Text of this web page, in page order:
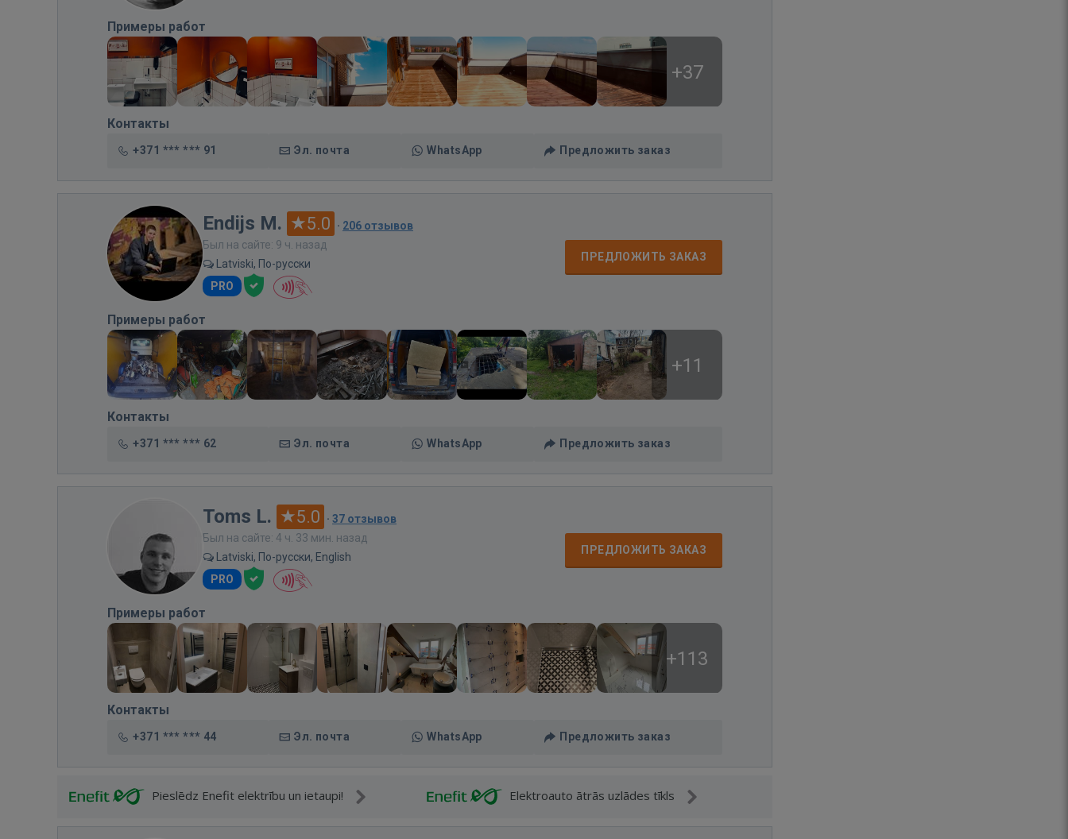
Примеры работ
+37
Контакты
+371 *** *** 91 Эл. почта WhatsApp Предложить заказ
Endijs M. 5.0 · 206 отзывов
Был на сайте: 9 ч. назад
Latviski, По-русски
PRO
ПРЕДЛОЖИТЬ ЗАКАЗ
Примеры работ
+11
Контакты
+371 *** *** 62 Эл. почта WhatsApp Предложить заказ
Toms L. 5.0 · 37 отзывов
Был на сайте: 4 ч. 33 мин. назад
Latviski, По-русски, English
PRO
ПРЕДЛОЖИТЬ ЗАКАЗ
Примеры работ
+113
Контакты
+371 *** *** 44 Эл. почта WhatsApp Предложить заказ
Pieslēdz Enefit elektrību un ietaupi! Elektroauto ātrās uzlādes tīkls